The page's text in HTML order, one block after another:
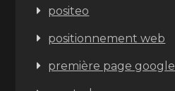
positeo
positionnement web
première page google